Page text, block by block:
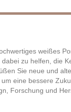
weißes
zu helfen, die
Sie neue und
eine bessere
Forschung und